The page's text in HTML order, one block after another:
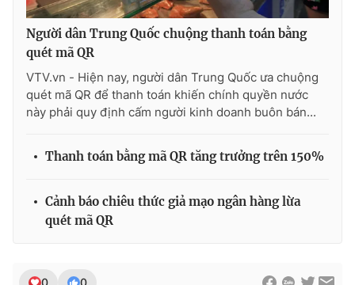
Ðiện thoại Thời báo VTV:024.66 897 897
Email:toasoan@vtv.vn
Liên hệ quảng cáo:
® Cấm sao chép dưới mọi hình thức nếu không có sự chấp
Người dân Trung Quốc chuộng thanh toán bằng
quét mã QR
VTV.vn - Hiện nay, người dân Trung Quốc ưa chuộng
quét mã QR để thanh toán khiến chính quyền nước
này phải quy định cấm người kinh doanh buôn bán...
Thanh toán bằng mã QR tăng trưởng trên 150%
Cảnh báo chiêu thức giả mạo ngân hàng lừa
quét mã QR